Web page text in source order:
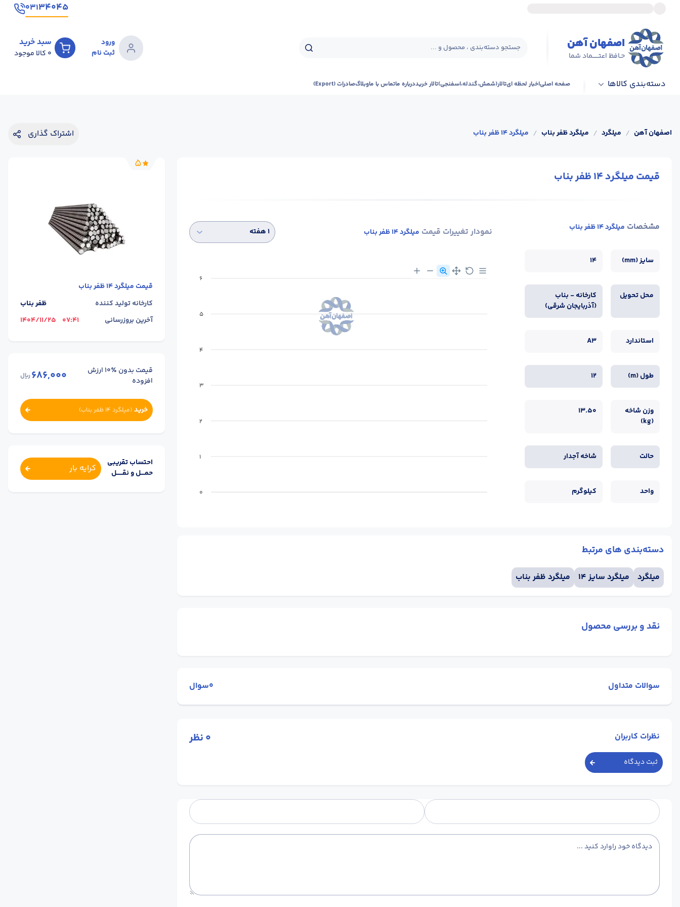
۳۴۰۴۵۰۳۱
اصفهان آهن
حـافظ اعتــــــماد شما
جستجو دسته‌بندی ، محصول و ...
ورود
ثبت نام
سبد خرید
0 کالا موجود
دسته‌بندی کالاها صفحه اصلیاخبار لحظه ایتالار(شمش،گندله،اسفنجی)تالار خریددرباره ماتماس با ماوبلاگصادرات (Export)
اصفهان آهن / میلگرد / میلگرد ظفر بناب / میلگرد 14 ظفر بناب اشتراک گذاری
قیمت میلگرد 14 ظفر بناب
مشخصات میلگرد 14 ظفر بناب
سایز (mm) 14
محل تحویل
کارخانه - بناب
(آذربایجان شرقی)
استاندارد A3
طول (m) 12
وزن شاخه
(kg)
13.50
حالت شاخه آجدار
واحد کیلوگرم
نمودار تغییرات قیمت میلگرد 14 ظفر بناب ۱ هفته
6
5
4
3
2
1
0
دسته‌بندی های مرتبط
میلگرد میلگرد سایز 14 میلگرد ظفر بناب
نقد و بررسی محصول
سوالات متداول 0سوال
نظرات کاربران 0نظر
ثبت دیدگاه
5
قیمت میلگرد 14 ظفر بناب
کارخانه تولید کننده
ظفر بناب
آخرین بروزرسانی
07:41
1404/11/25
قیمت بدون ٪۱۰ ارزش
افزوده
686,000ریال
خرید (میلگرد 14 ظفر بناب )
احتساب تقریبی
حمــــل و نقــــــل
کرایه بار